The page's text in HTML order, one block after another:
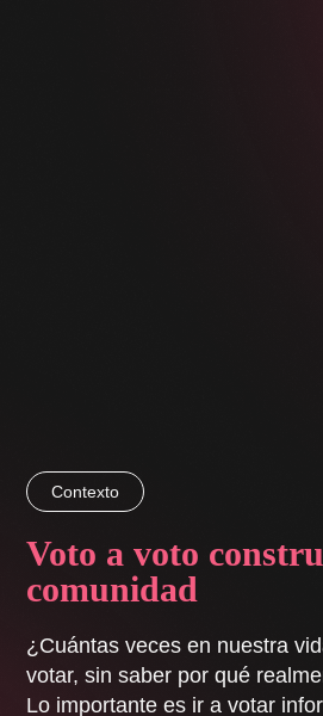
Contexto
Voto a voto
comunidad
¿Cuántas veces en nuestra
votar, sin saber por qué
Lo importante es ir a votar